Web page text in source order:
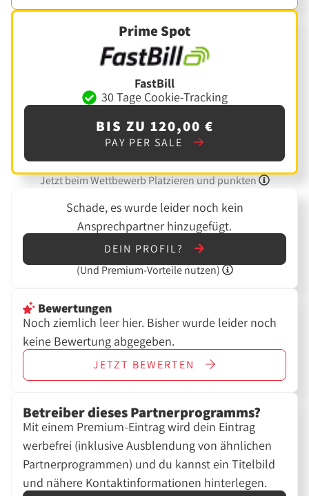
Prime Spot
FastBill
30 Tage Cookie-Tracking
BIS ZU 120,00 €
PAY PER SALE
Jetzt beim Wettbewerb Platzieren und punkten
Schade, es wurde leider noch kein
Ansprechpartner hinzugefügt.
DEIN PROFIL?
(UndPremium-Vorteile nutzen)
Bewertungen
Noch ziemlich leer hier. Bisher wurde leider noch
keine Bewertung abgegeben.
JETZT BEWERTEN
Betreiber dieses Partnerprogramms?
Mit einem Premium-Eintrag wird dein Eintrag
werbefrei (inklusive Ausblendung von ähnlichen
Partnerprogrammen) und du kannst ein Titelbild
und nähere Kontaktinformationen hinterlegen.